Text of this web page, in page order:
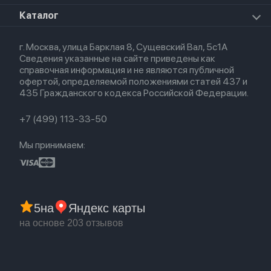
Apple Watch Ultra
Airpods Max
Airpods 2
Airpods (1-е)
AirTag
Для iPhone
Для Apple Watch
О магазине
Политика конфиденциальности
Оплата и доставка
Партнерская программа
Гарантия
Обмен и возврат
Trade-in
Каталог
Новые поступления
Популярное
Акции
г. Москва, улица Барклая 8, Сущевский Вал, 5с1А
Сведения указанные на сайте приведены как
справочная информация и не являются публичной
офертой, определяемой положениями статей 437 и
435 Гражданского кодекса Российской Федерации.
+7 (499) 113-33-50
Мы принимаем:
5на Яндекс карты
на основе 203 отзывов